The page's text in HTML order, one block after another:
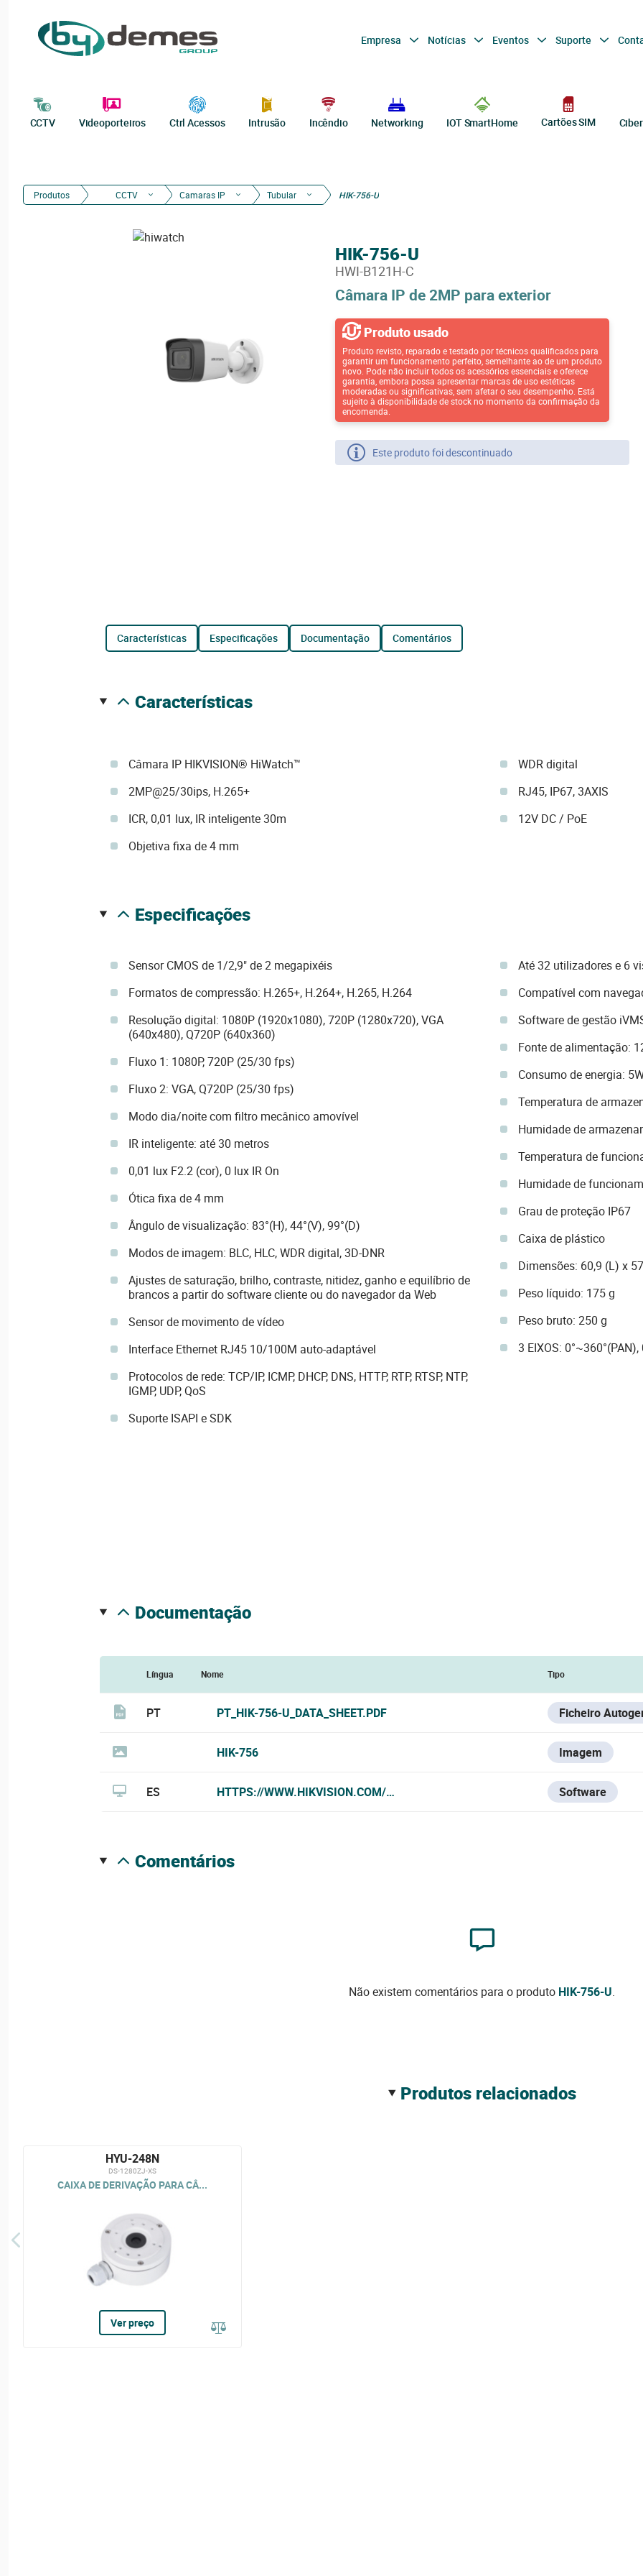
Empresa Notícias Eventos Suporte
CCTV Videoporteiros Ctrl Acessos Intrusão Incêndio Networking IOT SmartHome Cartões SIM
Produtos CCTV Camaras IP Tubular HIK-756-U
Câmara IP de 2MP para exterior
HIK-756-U
HWI-B121H-C
Produto usado
Produto revisto, reparado e testado por técnicos qualificados para
garantir um funcionamento perfeito, semelhante ao de um produto
novo. Pode não incluir todos os acessórios essenciais e oferece
garantia, embora possa apresentar marcas de uso estéticas
moderadas ou significativas, sem afetar o seu desempenho. Está
sujeito à disponibilidade de stock no momento da confirmação da
encomenda.
Este produto foi descontinuado
características especificações documentação comentários
características
Câmara IP HIKVISION® HiWatch™
2MP@25/30ips, H.265+
ICR, 0,01 lux, IR inteligente 30m
Objetiva fixa de 4 mm
WDR digital
RJ45, IP67, 3AXIS
12V DC / PoE
especificações
Sensor CMOS de 1/2,9" de 2 megapixéis
Formatos de compressão: H.265+, H.264+, H.265, H.264
Resolução digital: 1080P (1920x1080), 720P (1280x720), VGA
(640x480), Q720P (640x360)
Fluxo 1: 1080P, 720P (25/30 fps)
Fluxo 2: VGA, Q720P (25/30 fps)
Modo dia/noite com filtro mecânico amovível
IR inteligente: até 30 metros
0,01 lux F2.2 (cor), 0 lux IR On
Ótica fixa de 4 mm
Ângulo de visualização: 83°(H), 44°(V), 99°(D)
Modos de imagem: BLC, HLC, WDR digital, 3D-DNR
Ajustes de saturação, brilho, contraste, nitidez, ganho e equilíbrio de
brancos a partir do software cliente ou do navegador da Web
Sensor de movimento de vídeo
Interface Ethernet RJ45 10/100M auto-adaptável
Protocolos de rede: TCP/IP, ICMP, DHCP, DNS, HTTP, RTP, RTSP, NTP,
IGMP, UDP, QoS
Suporte ISAPI e SDK
Até 32 utilizadores e 6
Compatível com
Software de gestão
Fonte de alimentação:
Consumo de energia:
Temperatura de
Humidade de
Temperatura de
Humidade de
Grau de proteção IP67
Caixa de plástico
Dimensões: 60,9 (L) x
Peso líquido: 175 g
Peso bruto: 250 g
3 EIXOS:
documentação
Língua Nome Tipo
PT PT_HIK-756-U_DATA_SHEET.PDF Ficheiro
HIK-756 Imagem
ES HTTPS://WWW.HIKVISION.COM/ES/SUPPORT/DOWNLOAD/SOFTWARE/
Software
comentários
Não existem comentários para o produto HIK-756-U.
produtos relacionados
HYU-248N
DS-1280ZJ-XS
CAIXA DE DERIVAÇÃO PARA CÂ...
Ver preço